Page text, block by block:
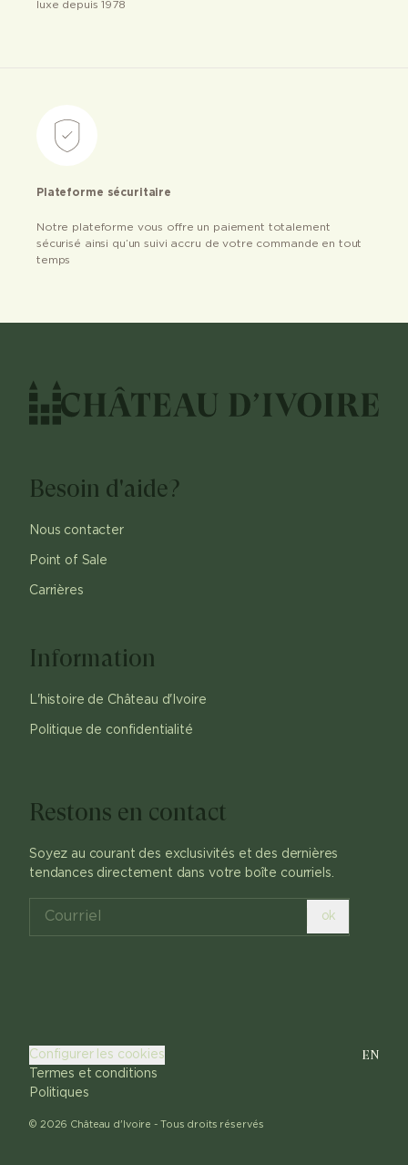
luxe depuis 1978
Plateforme sécuritaire
Notre plateforme vous offre un paiement totalement
sécurisé ainsi qu’un suivi accru de votre commande en tout
temps
Besoin d'aide?
Nous contacter
Point of Sale
Carrières
Information
L'histoire de Château d'Ivoire
Politique de confidentialité
Restons en contact
Soyez au courant des exclusivités et des dernières
tendances directement dans votre boîte courriels.
ok
© 2026 Château d'Ivoire - Tous droits réservés
Configurer les cookies
Termes et conditions
Politiques
EN